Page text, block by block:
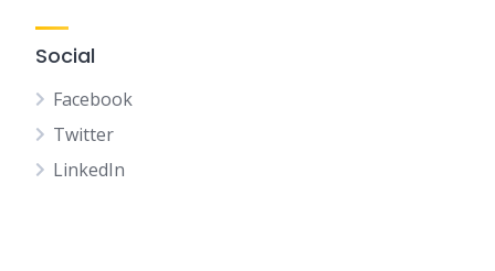
Social
Facebook
Twitter
LinkedIn